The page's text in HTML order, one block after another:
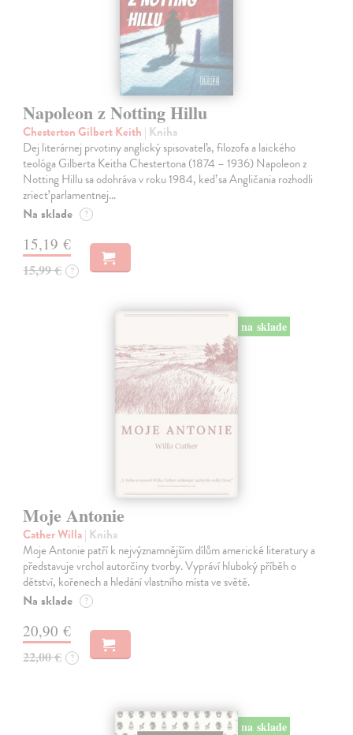
Napoleon z Notting Hillu
Chesterton Gilbert Keith | Kniha
Dej literárnej prvotiny anglický spisovateľa, filozofa a laického
teológa Gilberta Keitha Chestertona (1874 – 1936) Napoleon z
Notting Hillu sa odohráva v roku 1984, keď sa Angličania rozhodli
zriecť parlamentnej…
Na sklade ?
15,19 €
15,99 € ?
na sklade
Moje Antonie
Cather Willa| Kniha
Moje Antonie patří k nejvýznamnějším dílům americké literatury a
představuje vrchol autorčiny tvorby. Vypráví hluboký příběh o
dětství, kořenech a hledání vlastního místa ve světě.
Na sklade ?
20,90 €
22,00 € ?
na sklade